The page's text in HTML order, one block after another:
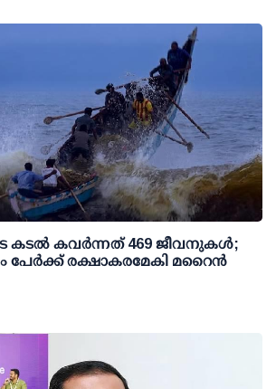
കടല്‍ കവര്‍ന്നത് 469 ജീവനുകള്‍;
പേര്‍ക്ക് രക്ഷാകരമേകി മറൈന്‍